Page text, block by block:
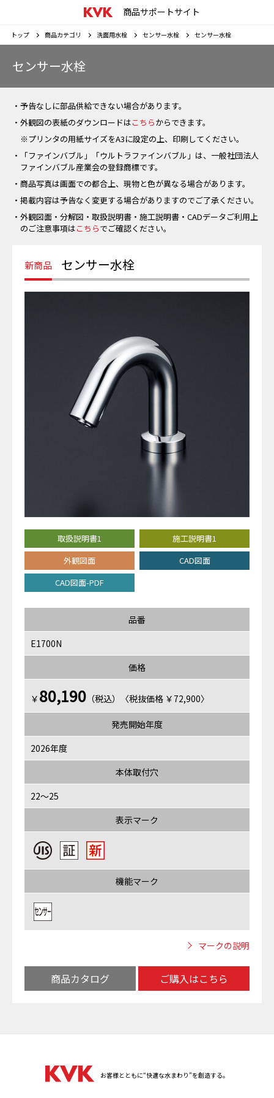
商品サポートサイト
トップ 商品カテゴリ 洗面用水栓 センサー水栓 センサー水栓
センサー水栓
・予告なしに部品供給できない場合があります。
・外観図の表紙のダウンロードはこちらからできます。
※プリンタの用紙サイズをA3に設定の上、印刷してください。
・「ファインバブル」「ウルトラファインバブル」は、一般社団法人
ファインバブル産業会の登録商標です。
・商品写真は画面での都合上、現物と色が異なる場合があります。
・掲載内容は予告なく変更する場合がありますのでご了承ください。
・外観図面・分解図・取扱説明書・施工説明書・CADデータご利用上
のご注意事項はこちらでご確認ください。
センサー水栓
取扱説明書1
施工説明書1
外観図面
CAD図面
CAD図面-PDF
品番
E1700N
価格
￥ 80,190 （税込）〈税抜価格 ￥72,900〉
発売開始年度
2026年度
本体取付穴
22～25
表示マーク
機能マーク
マークの説明
商品カタログ ご購入はこちら
お客様とともに“快適な水まわり”を創造する。